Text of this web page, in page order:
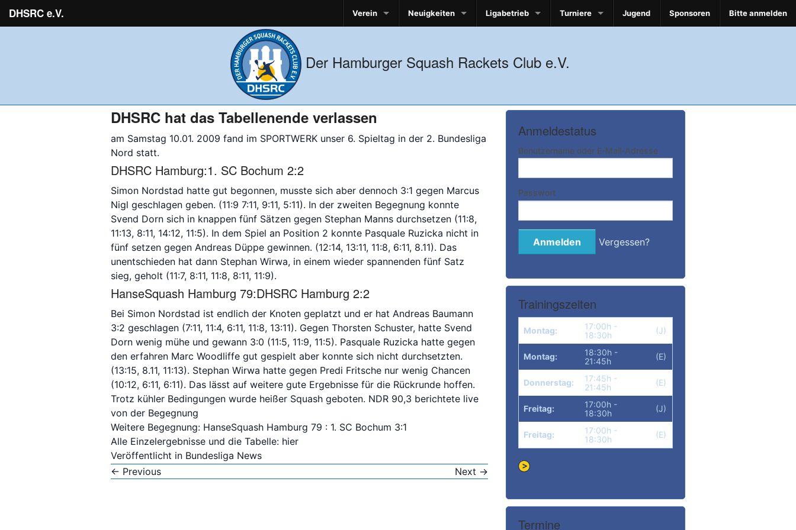
DHSRC e.V. Verein Neuigkeiten Ligabetrieb Turniere Jugend Sponsoren Bitte anmelden
Der Hamburger Squash Rackets Club e.V.
DHSRC hat das Tabellenende verlassen
am Samstag 10.01. 2009 fand im SPORTWERK unser 6. Spieltag in der 2. Bundesliga
Nord statt.
DHSRC Hamburg:1. SC Bochum 2:2
Simon Nordstad hatte gut begonnen, musste sich aber dennoch 3:1 gegen Marcus
Nigl geschlagen geben. (11:9 7:11, 9:11, 5:11). In der zweiten Begegnung konnte
Svend Dorn sich in knappen fünf Sätzen gegen Stephan Manns durchsetzen (11:8,
11:13, 8:11, 14:12, 11:5). In dem Spiel an Position 2 konnte Pasquale Ruzicka nicht in
fünf setzen gegen Andreas Düppe gewinnen. (12:14, 13:11, 11:8, 6:11, 8.11). Das
unentschieden hat dann Stephan Wirwa, in einem wieder spannenden fünf Satz
sieg, geholt (11:7, 8:11, 11:8, 8:11, 11:9).
HanseSquash Hamburg 79:DHSRC Hamburg 2:2
Bei Simon Nordstad ist endlich der Knoten geplatzt und er hat Andreas Baumann
3:2 geschlagen (7:11, 11:4, 6:11, 11:8, 13:11). Gegen Thorsten Schuster, hatte Svend
Dorn wenig mühe und gewann 3:0 (11:5, 11:9, 11:5). Pasquale Ruzicka hatte gegen
den erfahren Marc Woodliffe gut gespielt aber konnte sich nicht durchsetzten.
(13:15, 8.11, 11:13). Stephan Wirwa hatte gegen Predi Fritsche nur wenig Chancen
(10:12, 6:11, 6:11). Das lässt auf weitere gute Ergebnisse für die Rückrunde hoffen.
Trotz kühler Bedingungen wurde heißer Squash geboten. NDR 90,3 berichtete live
von der Begegnung
Weitere Begegnung: HanseSquash Hamburg 79 : 1. SC Bochum 3:1
Alle Einzelergebnisse und die Tabelle: hier
Veröffentlicht in Bundesliga News
← Previous Next →
Anmeldestatus
Benutzername oder E-Mail-Adresse
Passwort
Vergessen?
Trainingszeiten
Montag:
17:00h -
18:30h
(J)
Montag:
18:30h -
21:45h
(E)
Donnerstag:
17:45h -
21:45h
(E)
Freitag:
17:00h -
18:30h
(J)
Freitag:
17:00h -
18:30h
(E)
Termine